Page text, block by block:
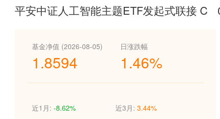
平安中证人工智能主题ETF发起式联接 C
基金净值 (2026-08-05)
1.8594
日涨跌幅
1.46%
近1月: -8.62% 近3月: 3.44%